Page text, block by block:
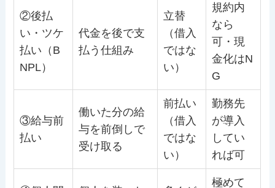
②後払
い・ツケ
払い（B
NPL）
代金を後で支
払う仕組み
立替
（借入
ではな
い）
規約内
なら
可・現
金化はN
G
③給与前
払い
働いた分の給
与を前倒しで
受け取る
前払い
（借入
ではな
い）
勤務先
が導入
してい
れば可
極めて